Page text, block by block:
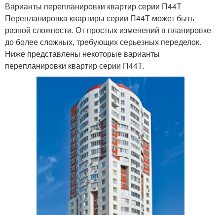
Варианты перепланировки квартир серии П44Т
Перепланировка квартиры серии П44Т может быть
разной сложности. От простых изменений в планировке
до более сложных, требующих серьезных переделок.
Ниже представлены некоторые варианты
перепланировки квартир серии П44Т.